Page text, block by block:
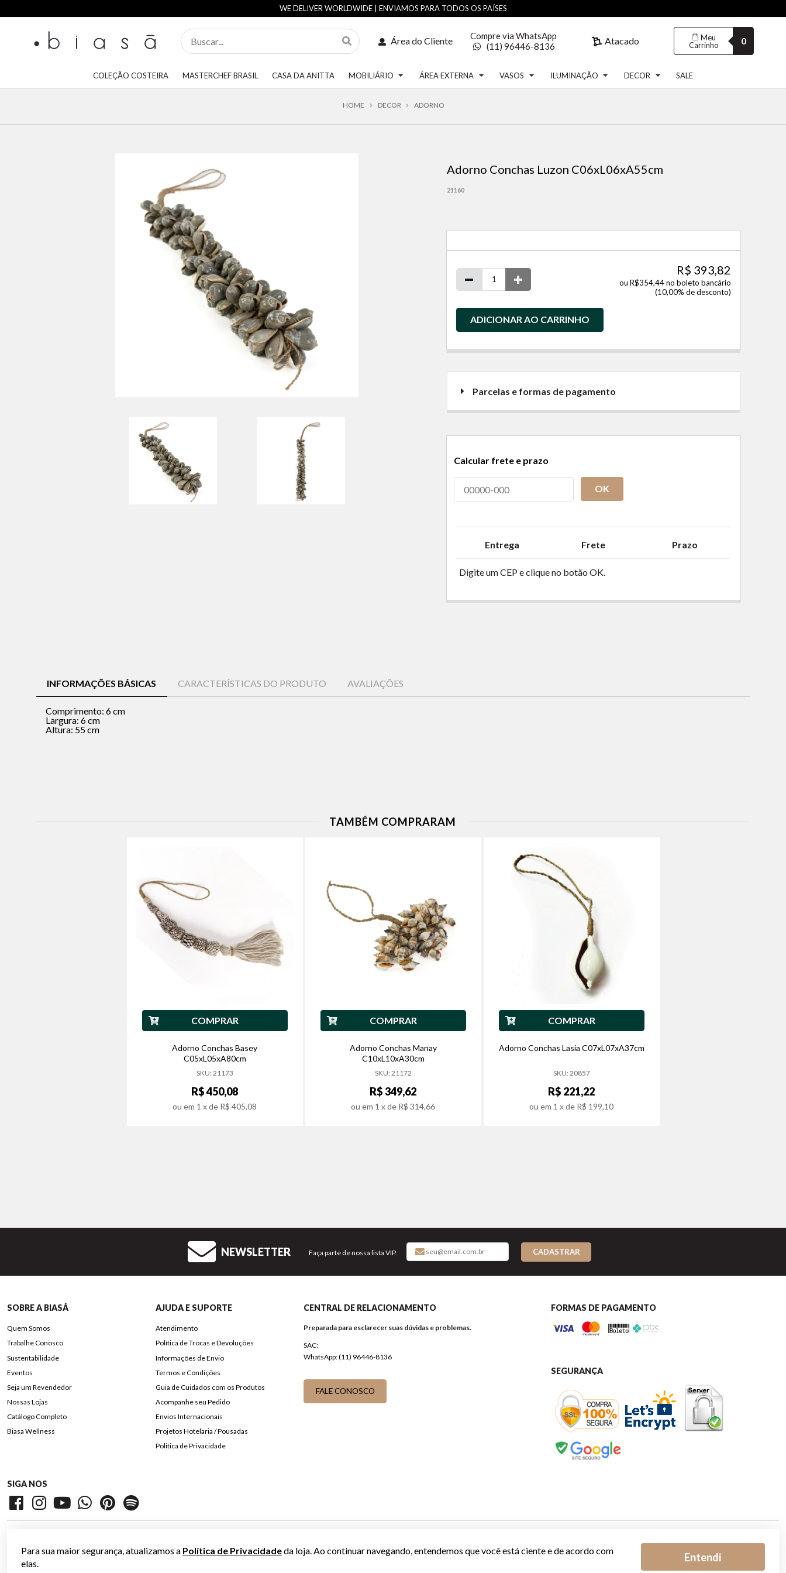
WE DELIVER WORLDWIDE | ENVIAMOS PARA TODOS OS PAÍSES
Área do Cliente
Compre via WhatsApp
(11) 96446-8136
Atacado
Meu
Carrinho
0
COLEÇÃO COSTEIRA MASTERCHEF BRASIL CASA DA ANITTA MOBILIÁRIO ÁREA EXTERNA VASOS ILUMINAÇÃO DECOR SALE
HOME DECOR ADORNO
Adorno Conchas Luzon C06xL06xA55cm
21160
R$ 393,82
ou R$354,44 no boleto bancário
(10,00% de desconto)
ADICIONAR AO CARRINHO
Parcelas e formas de pagamento
Calcular frete e prazo
OK
Entrega Frete Prazo
Digite um CEP e clique no botão OK.
INFORMAÇÕES BÁSICAS CARACTERÍSTICAS DO PRODUTO AVALIAÇÕES
Comprimento: 6 cm
Largura: 6 cm
Altura: 55 cm
TAMBÉM COMPRARAM
COMPRAR
Adorno Conchas Basey
C05xL05xA80cm
SKU: 21173
R$ 450,08
ou em 1 x de R$ 405,08
COMPRAR
Adorno Conchas Manay
C10xL10xA30cm
SKU: 21172
R$ 349,62
ou em 1 x de R$ 314,66
COMPRAR
Adorno Conchas Lasia C07xL07xA37cm
SKU: 20857
R$ 221,22
ou em 1 x de R$ 199,10
Para sua maior segurança, atualizamos a Política de Privacidadeda loja. Ao continuar navegando, entendemos que você está ciente e de acordo com
elas.
Entendi
NEWSLETTER Faça parte de nossa lista VIP. CADASTRAR
SOBRE A BIASÁ
Quem Somos
Trabalhe Conosco
Sustentabilidade
Eventos
Seja um Revendedor
Nossas Lojas
Catálogo Completo
Biasa Wellness
AJUDA E SUPORTE
Atendimento
Política de Trocas e Devoluções
Informações de Envio
Termos e Condições
Guia de Cuidados com os Produtos
Acompanhe seu Pedido
Envios Internacionais
Projetos Hotelaria / Pousadas
Politica de Privacidade
SIGA NOS
CENTRAL DE RELACIONAMENTO
Preparada para esclarecer suas dúvidas e problemas.
SAC:
WhatsApp: (11) 96446-8136
FALE CONOSCO
FORMAS DE PAGAMENTO
SEGURANÇA